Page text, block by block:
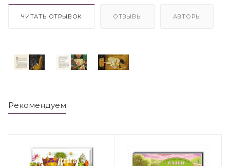
ЧИТАТЬ ОТРЫВОК ОТЗЫВЫ АВТОРЫ
Рекомендуем